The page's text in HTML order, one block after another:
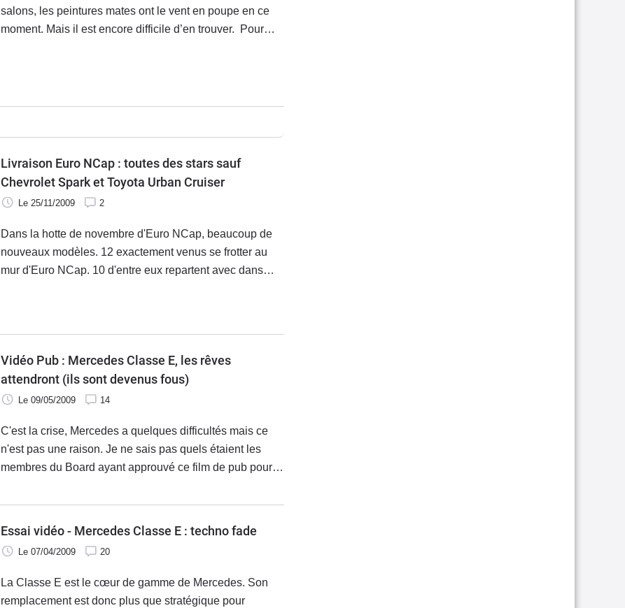
salons, les peintures mates ont le vent en poupe en ce
moment. Mais il est encore difficile d’en trouver. Pour
Livraison Euro NCap : toutes des stars sauf
Chevrolet Spark et Toyota Urban Cruiser
Le 25/11/2009 2
Dans la hotte de novembre d'Euro NCap, beaucoup de
nouveaux modèles. 12 exactement venus se frotter au
mur d'Euro NCap. 10 d'entre eux repartent avec dans
Vidéo Pub : Mercedes Classe E, les rêves
attendront (ils sont devenus fous)
Le 09/05/2009 14
C'est la crise, Mercedes a quelques difficultés mais ce
n'est pas une raison. Je ne sais pas quels étaient les
membres du Board ayant approuvé ce film de pub pour la
manoeuvre façon Hadopi 1er
Essai vidéo - Mercedes Classe E : techno fade
Le 07/04/2009 20
La Classe E est le cœur de gamme de Mercedes. Son
remplacement est donc plus que stratégique pour